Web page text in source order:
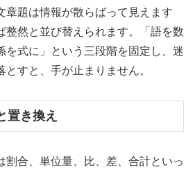
章題は情報が散らばって見えます
整然と並び替えられます。「語を数
を式に」という三段階を固定し、迷
とすと、手が止まりません。
置き換え
割合、単位量、比、差、合計といっ